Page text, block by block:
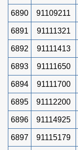
6890 91109211
6891 91111321
6892 91111413
6893 91111650
6894 91111700
6895 91112200
6896 91114925
6897 91115179